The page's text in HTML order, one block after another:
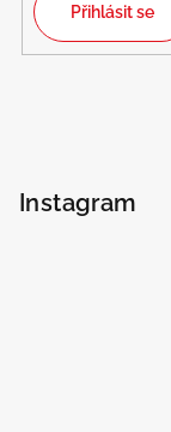
Přihlásit se
Instagram